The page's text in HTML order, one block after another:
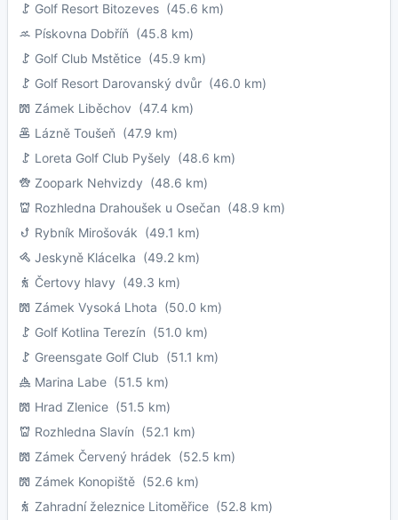
Golf Resort Bitozeves (45.6 km)
Pískovna Dobříň (45.8 km)
Golf Club Mstětice (45.9 km)
Golf Resort Darovanský dvůr (46.0 km)
Zámek Liběchov (47.4 km)
Lázně Toušeň (47.9 km)
Loreta Golf Club Pyšely (48.6 km)
Zoopark Nehvizdy (48.6 km)
Rozhledna Drahoušek u Osečan (48.9 km)
Rybník Mirošovák (49.1 km)
Jeskyně Klácelka (49.2 km)
Čertovy hlavy (49.3 km)
Zámek Vysoká Lhota (50.0 km)
Golf Kotlina Terezín (51.0 km)
Greensgate Golf Club (51.1 km)
Marina Labe (51.5 km)
Hrad Zlenice (51.5 km)
Rozhledna Slavín (52.1 km)
Zámek Červený hrádek (52.5 km)
Zámek Konopiště (52.6 km)
Zahradní železnice Litoměřice (52.8 km)